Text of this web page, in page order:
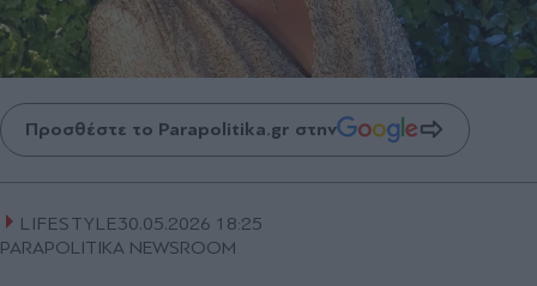
Προσθέστε το Parapolitika.gr στην
LIFESTYLE30.05.2026 18:25
PARAPOLITIKA NEWSROOM